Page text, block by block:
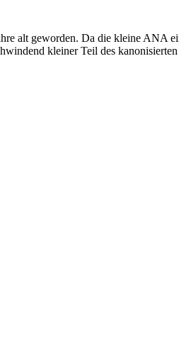
alt geworden. Da die kleine ANA
kleiner Teil des